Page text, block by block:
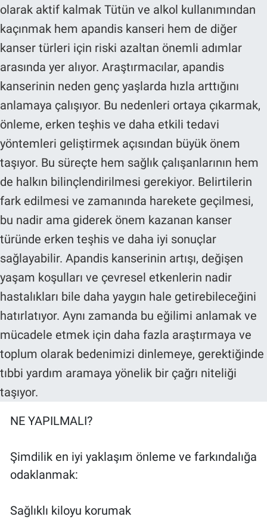
NE YAPILMALI?
Şimdilik en iyi yaklaşım önleme ve farkındalığa
odaklanmak:
Sağlıklı kiloyu korumak